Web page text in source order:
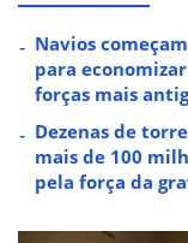
Navios
para
forças mais
Dezenas de
mais de 100
pela força da